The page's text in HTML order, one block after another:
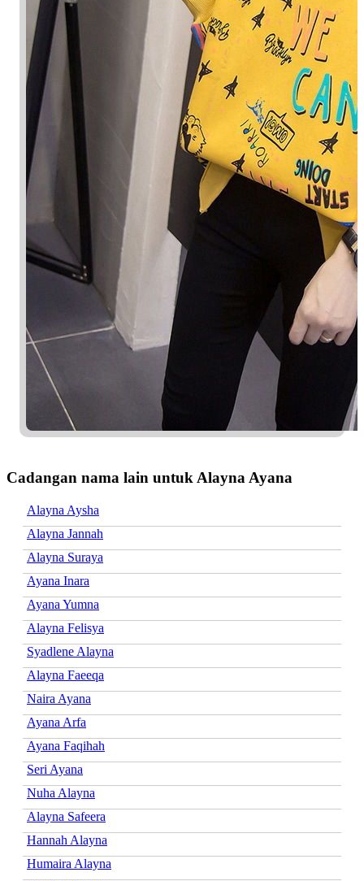
Cadangan nama lain untuk Alayna Ayana
Alayna Aysha
Alayna Jannah
Alayna Suraya
Ayana Inara
Ayana Yumna
Alayna Felisya
Syadlene Alayna
Alayna Faeeqa
Naira Ayana
Ayana Arfa
Ayana Faqihah
Seri Ayana
Nuha Alayna
Alayna Safeera
Hannah Alayna
Humaira Alayna